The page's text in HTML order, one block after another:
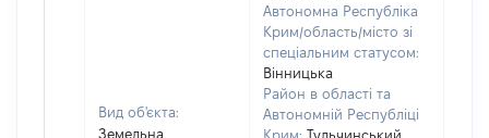
Вид об'єкта:
Земельна
Автономна Республіка
Крим/область/місто зі
спеціальним статусом:
Вінницька
Район в області та
Автономній Республіці
Крим: Тульчинський